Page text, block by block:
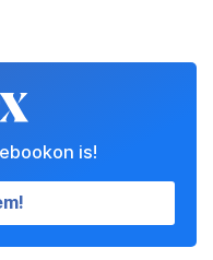
is!